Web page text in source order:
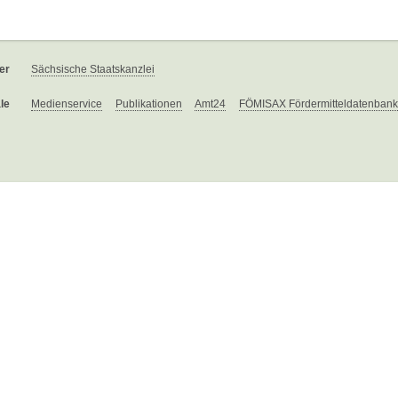
Sächsische Staatskanzlei
Medienservice Publikationen Amt24 FÖMISAX Fördermitteldatenbank